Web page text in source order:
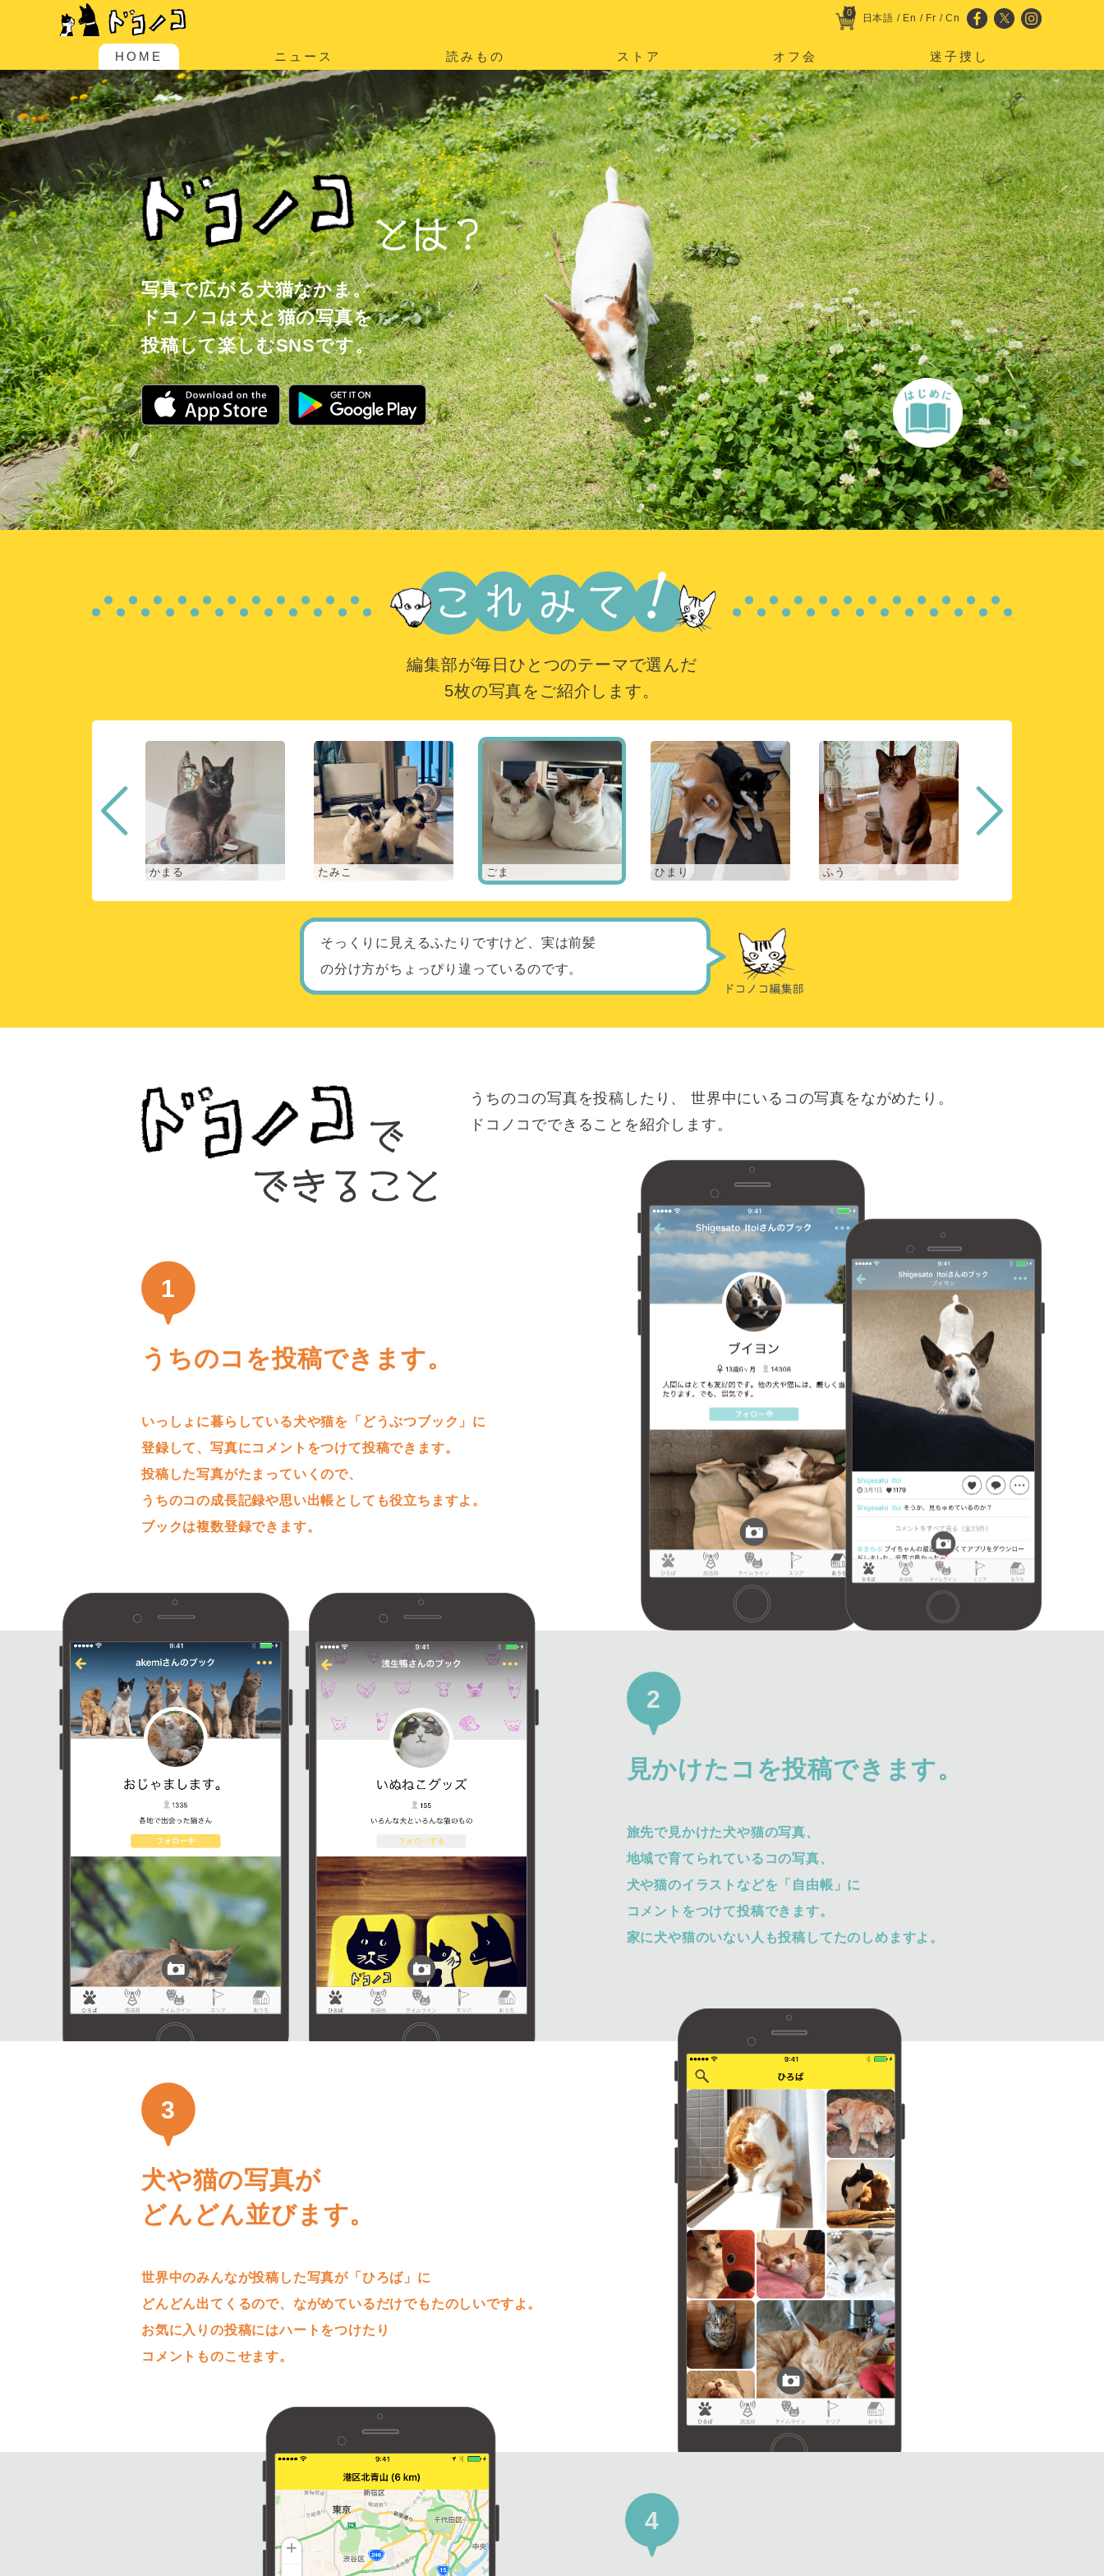
0 日本語 / En / Fr /Cn
HOME ニュース 読みもの ストア オフ会 迷子捜し
写真で広がる犬猫なかま。
ドコノコは犬と猫の写真を
投稿して楽しむSNSです。
編集部が毎日ひとつのテーマで選んだ
5枚の写真をご紹介します。
かまる たみこ ごま ひまり ふう
そっくりに見えるふたりですけど、実は前髪
の分け方がちょっぴり違っているのです。
うちのコの写真を投稿したり、
世界中にいるコの写真をながめたり。
ドコノコでできることを紹介します。
1
うちのコを投稿できます。
いっしょに暮らしている犬や猫を「どうぶつブック」に
登録して、写真にコメントをつけて投稿できます。
投稿した写真がたまっていくので、
うちのコの成長記録や思い出帳としても役立ちますよ。
ブックは複数登録できます。
2
見かけたコを投稿できます。
旅先で見かけた犬や猫の写真、
地域で育てられているコの写真、
犬や猫のイラストなどを「自由帳」に
コメントをつけて投稿できます。
家に犬や猫のいない人も投稿してたのしめますよ。
3
犬や猫の写真が
どんどん並びます。
世界中のみんなが投稿した写真が「ひろば」に
どんどん出てくるので、ながめているだけでもたのしいですよ。
お気に入りの投稿にはハートをつけたり
コメントものこせます。
4